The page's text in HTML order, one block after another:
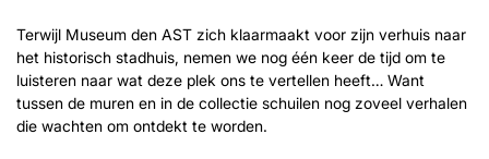
Terwijl Museum den AST zich klaarmaakt voor zijn verhuis naar
het historisch stadhuis, nemen we nog één keer de tijd om te
luisteren naar wat deze plek ons te vertellen heeft… Want
tussen de muren en in de collectie schuilen nog zoveel verhalen
die wachten om ontdekt te worden.